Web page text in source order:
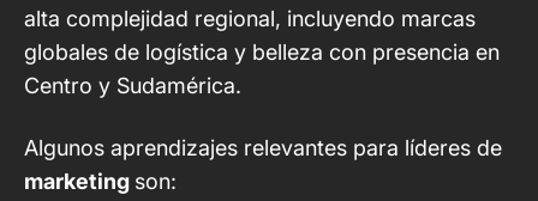
alta complejidad regional, incluyendo marcas
globales de logística y belleza con presencia en
Centro y Sudamérica.
Algunos aprendizajes relevantes para líderes de
marketing son: